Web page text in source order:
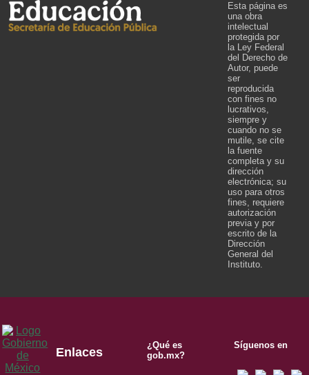
Esta página es
una obra
intelectual
protegida por
la Ley Federal
del Derecho de
Autor, puede
ser
reproducida
con fines no
lucrativos,
siempre y
cuando no se
mutile, se cite
la fuente
completa y su
dirección
electrónica; su
uso para otros
fines, requiere
autorización
previa y por
escrito de la
Dirección
General del
Instituto.
Enlaces
¿Qué es
gob.mx?
Síguenos en